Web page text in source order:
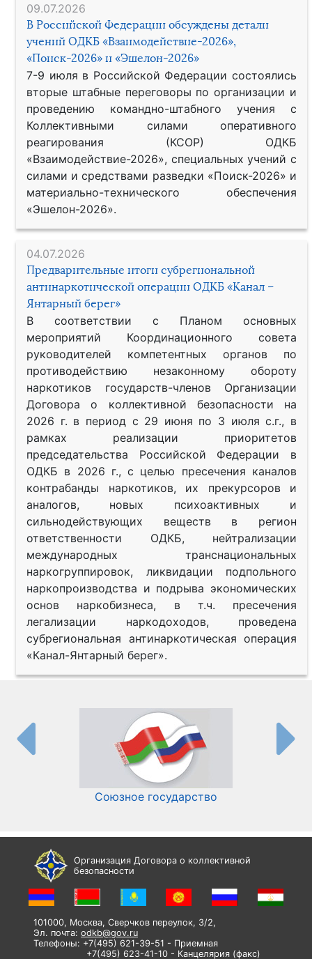
09.07.2026
В Российской Федерации обсуждены детали
учений ОДКБ «Взаимодействие-2026»,
«Поиск-2026» и «Эшелон-2026»
7-9 июля в Российской Федерации состоялись
вторые штабные переговоры по организации и
проведению командно-штабного учения с
Коллективными силами оперативного
реагирования (КСОР) ОДКБ
«Взаимодействие-2026», специальных учений с
силами и средствами разведки «Поиск-2026» и
материально-технического обеспечения
«Эшелон-2026».
04.07.2026
Предварительные итоги субрегиональной
антинаркотической операции ОДКБ «Канал –
Янтарный берег»
В соответствии с Планом основных
мероприятий Координационного совета
руководителей компетентных органов по
противодействию незаконному обороту
наркотиков государств-членов Организации
Договора о коллективной безопасности на
2026 г. в период с 29 июня по 3 июля с.г., в
рамках реализации приоритетов
председательства Российской Федерации в
ОДКБ в 2026 г., с целью пресечения каналов
контрабанды наркотиков, их прекурсоров и
аналогов, новых психоактивных и
сильнодействующих веществ в регион
ответственности ОДКБ, нейтрализации
международных транснациональных
наркогруппировок, ликвидации подпольного
наркопроизводства и подрыва экономических
основ наркобизнеса, в т.ч. пресечения
легализации наркодоходов, проведена
субрегиональная антинаркотическая операция
«Канал-Янтарный берег».
Союзное государство
Организация Договора о коллективной
безопасности
101000, Москва, Сверчков переулок, 3/2,
Эл. почта: odkb@gov.ru
Телефоны: +7(495) 621-39-51 - Приемная
+7(495) 623-41-10 - Канцелярия (факс)